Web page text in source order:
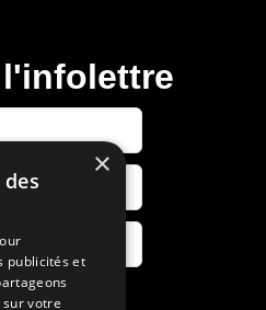
×
publicités et
votre